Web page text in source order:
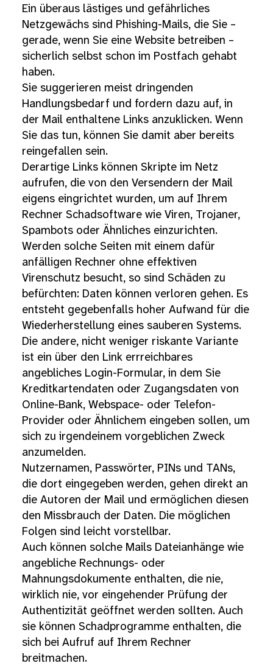
Ein überaus lästiges und gefährliches
Netzgewächs sind Phishing-Mails, die Sie –
gerade, wenn Sie eine Website betreiben –
sicherlich selbst schon im Postfach gehabt
haben.
Sie suggerieren meist dringenden
Handlungsbedarf und fordern dazu auf, in
der Mail enthaltene Links anzuklicken. Wenn
Sie das tun, können Sie damit aber bereits
reingefallen sein.
Derartige Links können Skripte im Netz
aufrufen, die von den Versendern der Mail
eigens eingrichtet wurden, um auf Ihrem
Rechner Schadsoftware wie Viren, Trojaner,
Spambots oder Ähnliches einzurichten.
Werden solche Seiten mit einem dafür
anfälligen Rechner ohne effektiven
Virenschutz besucht, so sind Schäden zu
befürchten: Daten können verloren gehen. Es
entsteht gegebenfalls hoher Aufwand für die
Wiederherstellung eines sauberen Systems.
Die andere, nicht weniger riskante Variante
ist ein über den Link errreichbares
angebliches Login-Formular, in dem Sie
Kreditkartendaten oder Zugangsdaten von
Online-Bank, Webspace- oder Telefon-
Provider oder Ähnlichem eingeben sollen, um
sich zu irgendeinem vorgeblichen Zweck
anzumelden.
Nutzernamen, Passwörter, PINs und TANs,
die dort eingegeben werden, gehen direkt an
die Autoren der Mail und ermöglichen diesen
den Missbrauch der Daten. Die möglichen
Folgen sind leicht vorstellbar.
Auch können solche Mails Dateianhänge wie
angebliche Rechnungs- oder
Mahnungsdokumente enthalten, die nie,
wirklich nie, vor eingehender Prüfung der
Authentizität geöffnet werden sollten. Auch
sie können Schadprogramme enthalten, die
sich bei Aufruf auf Ihrem Rechner
breitmachen.